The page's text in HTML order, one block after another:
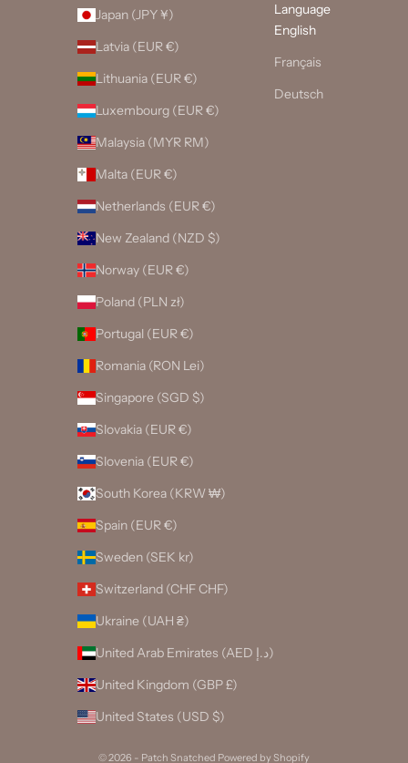
Japan (JPY ¥)
Latvia (EUR €)
Lithuania (EUR €)
Luxembourg (EUR €)
Malaysia (MYR RM)
Malta (EUR €)
Netherlands (EUR €)
New Zealand (NZD $)
Norway (EUR €)
Poland (PLN zł)
Portugal (EUR €)
Romania (RON Lei)
Singapore (SGD $)
Slovakia (EUR €)
Slovenia (EUR €)
South Korea (KRW ₩)
Spain (EUR €)
Sweden (SEK kr)
Switzerland (CHF CHF)
Ukraine (UAH ₴)
United Arab Emirates (AED د.إ)
United Kingdom (GBP £)
United States (USD $)
Language
English
Français
Deutsch
© 2026 - Patch Snatched Powered by Shopify